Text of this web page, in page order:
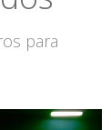
para